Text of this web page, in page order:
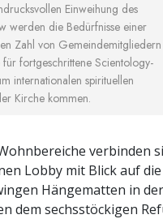
Einweihung des
werden die Bedürfnisse einer
Zahl von Gemeindemitgliedern
fortgeschrittene Scientology-
internationalen spirituellen
Kirche kommen.
verbinden
Lobby mit Blick auf
Hängematten in
dem sechsstöckigen